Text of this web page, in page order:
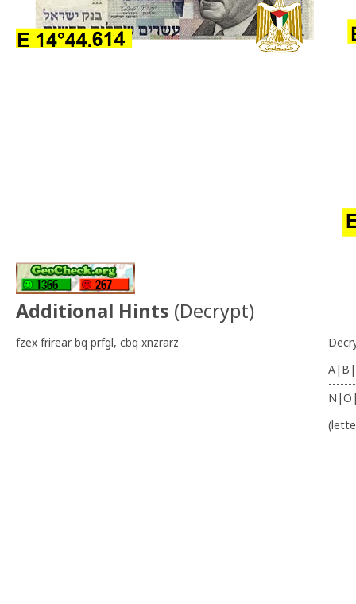
Additional Hints (Decrypt)
fzex frirear bq prfgl, cbq xnzrarz